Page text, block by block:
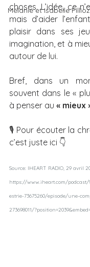
Mélanie et Isabelle
choses. L’idée, ce
mais d’aider
plaisir dans ses
imagination, et à
autour de lui.
Bref, dans un
souvent dans le «
à penser au « mieux
🎙️ Pour écouter la
c’est juste ici 👇
Source: IHEART RADIO, 29 avril
https://www.iheart.com/
estrie-73675260/episode/une-
273698011/